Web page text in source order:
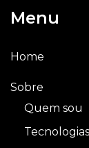
Menu
Home
Sobre
Quem sou
Tecnologias